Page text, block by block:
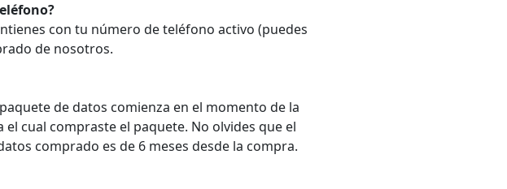
con tu número de teléfono activo (puedes
de nosotros.
de datos comienza en el momento de la
cual compraste el paquete. No olvides que el
comprado es de 6 meses desde la compra.